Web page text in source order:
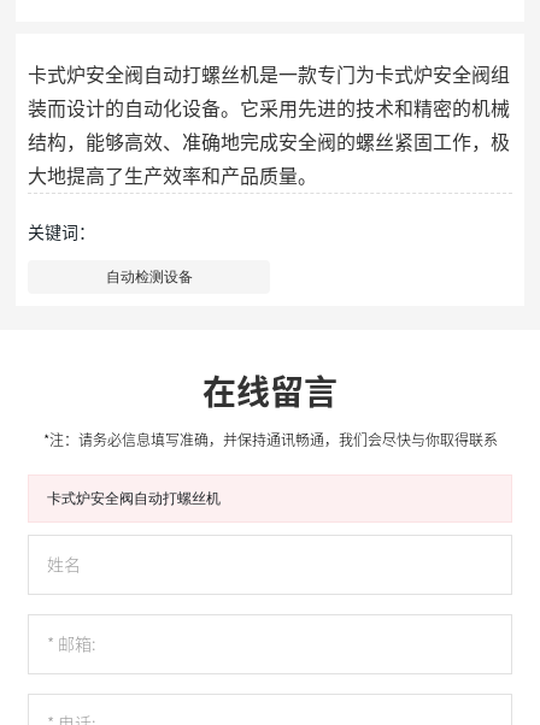
卡式炉安全阀自动打螺丝机是一款专门为卡式炉安全阀组
装而设计的自动化设备。它采用先进的技术和精密的机械
结构，能够高效、准确地完成安全阀的螺丝紧固工作，极
大地提高了生产效率和产品质量。
关键词：
自动检测设备
在线留言
*注：请务必信息填写准确，并保持通讯畅通，我们会尽快与你取得联系
卡式炉安全阀自动打螺丝机